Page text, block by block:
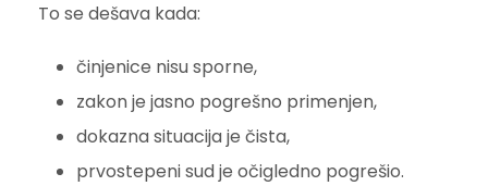
To se dešava kada:
činjenice nisu sporne,
zakon je jasno pogrešno primenjen,
dokazna situacija je čista,
prvostepeni sud je očigledno pogrešio.